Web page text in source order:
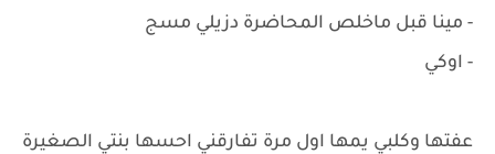
- مينا قبل ماخلص المحاضرة دزيلي مسج
- اوكي
عفتها وكلبي يمها اول مرة تفارقني احسها بنتي الصغيرة